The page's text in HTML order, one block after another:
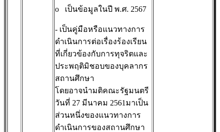
o เป็นข้อมูลในปี พ.ศ. 2567
- เป็นคู่มือหรือแนวทางการ
ดำเนินการต่อเรื่องร้องเรียน
ที่เกี่ยวข้องกับการทุจริตและ
ประพฤติมิชอบของบุคลากร
สถานศึกษา
โดยอาจนำมติคณะรัฐมนตรี
วันที่ 27 มีนาคม 2561มาเป็น
ส่วนหนึ่งของแนวทางการ
ดำเนินการของสถานศึกษา